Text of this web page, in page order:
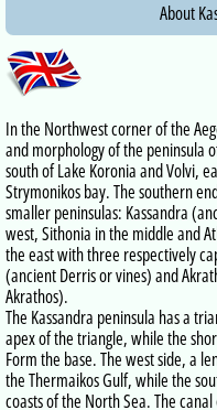
About
In the Northwest corner of the
and morphology of the peninsula
south of Lake Koronia and Volvi,
Strymonikos bay. The southern
smaller peninsulas: Kassandra
west, Sithonia in the middle and
the east with three respectively
(ancient Derris or vines) and
Akrathos).
The Kassandra peninsula has a
apex of the triangle, while the
Form the base. The west side, a
the Thermaikos Gulf, while the
coasts of the North Sea. The